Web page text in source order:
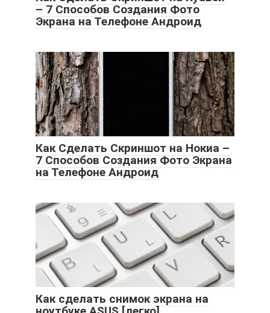
– 7 Способов Создания Фото
Экрана на Телефоне Андроид
Как Сделать Скриншот на Нокиа –
7 Способов Создания Фото Экрана
на Телефоне Андроид
Как сделать снимок экрана на